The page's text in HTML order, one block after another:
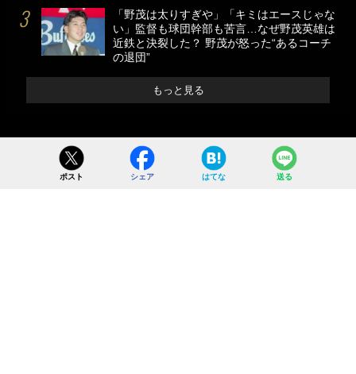
「野茂は太りすぎや」「キミはエースじゃな
い」監督も球団幹部も苦言…なぜ野茂英雄は
近鉄と決裂した？ 野茂が怒った“あるコーチ
の退団”
もっと見る
ポスト シェア はてな 送る